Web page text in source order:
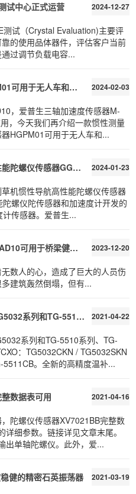
2024-12-27
试中心正式运营
试（Crystal Evaluation)主要评
的使用品体器件，评估客户当前
过调节负载电容...
2024-02-03
车和相控阵天线等应用
，爱普生三轴加速度传感器M-
，今天我们再介绍一款惯性测量
HGPM01可用于无人车和...
2024-01-23
传感器GGPM6083STD
机惯性导航高性能陀螺仪传感器
螺仪陀传感器和加速度计开发的
传感器。爱普生...
2023-12-20
于桥梁健康监测等应用
数人的心，造成了巨大的人员伤
建筑轰然倒塌，但有...
2021-04-22
系列和TG-5510系列
系列和TG-5510系列、TG-
：TG5032CKN / TG5032SKN
。全新的高精度温补...
2021-04-16
数据表可用
陀螺仪传感器XV7021BB完整数
细参数。链接详见文章末尾。
出单轴陀螺仪。此外，爱...
2021-03-19
健的精密石英振荡器